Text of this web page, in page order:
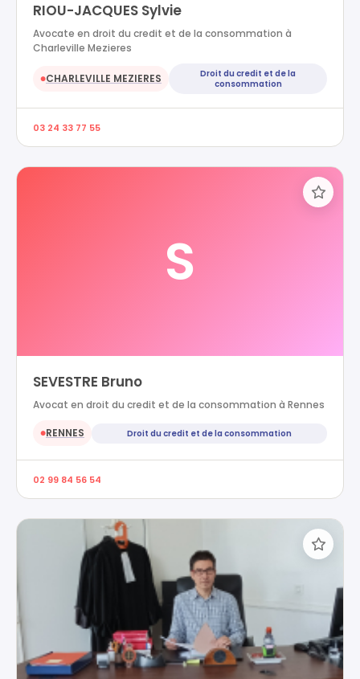
RIOU-JACQUES Sylvie
Avocate en droit du credit et de la consommation à
Charleville Mezieres
●CHARLEVILLE MEZIERES
Droit du credit et de la
consommation
03 24 33 77 55
S
SEVESTRE Bruno
Avocat en droit du credit et de la consommation à Rennes
●RENNES Droit du credit et de la consommation
02 99 84 56 54